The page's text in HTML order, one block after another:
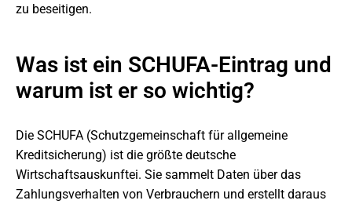
zu beseitigen.
Was ist ein SCHUFA-Eintrag und
warum ist er so wichtig?
Die SCHUFA (Schutzgemeinschaft für allgemeine
Kreditsicherung) ist die größte deutsche
Wirtschaftsauskunftei. Sie sammelt Daten über das
Zahlungsverhalten von Verbrauchern und erstellt daraus